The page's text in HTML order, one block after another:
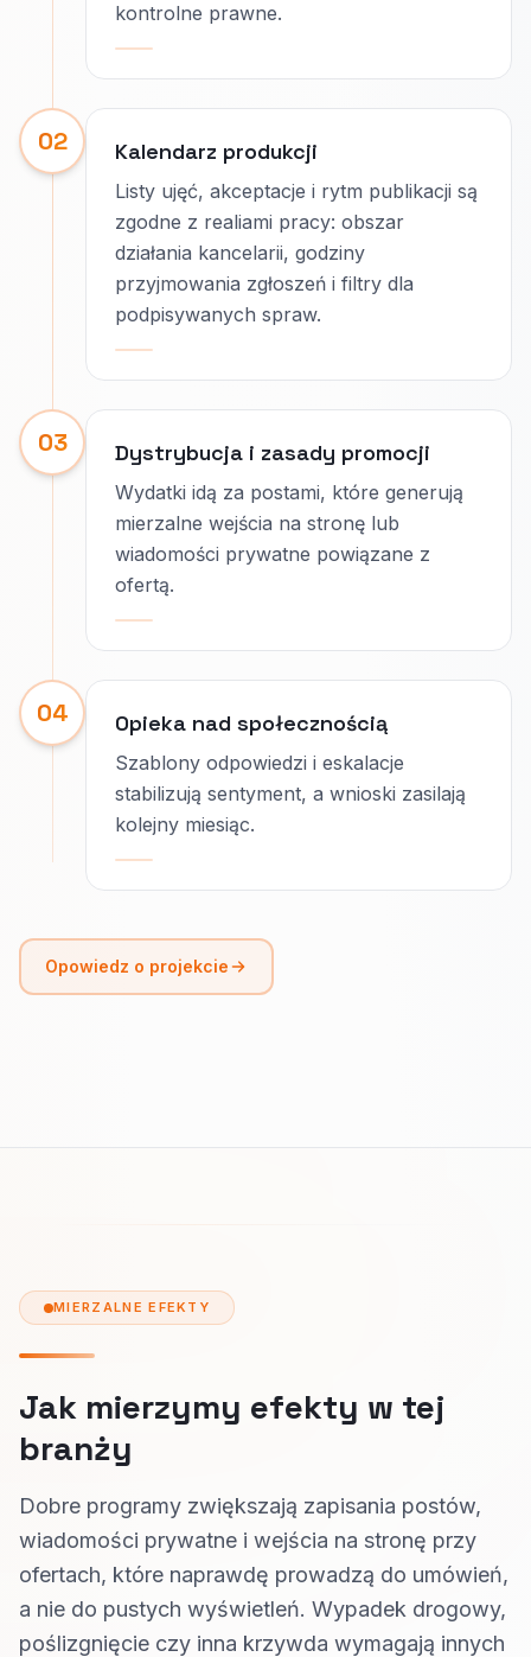
kontrolne prawne.
02 Kalendarz produkcji
Listy ujęć, akceptacje i rytm publikacji są
zgodne z realiami pracy: obszar
działania kancelarii, godziny
przyjmowania zgłoszeń i filtry dla
podpisywanych spraw.
03 Dystrybucja i zasady promocji
Wydatki idą za postami, które generują
mierzalne wejścia na stronę lub
wiadomości prywatne powiązane z
ofertą.
04 Opieka nad społecznością
Szablony odpowiedzi i eskalacje
stabilizują sentyment, a wnioski zasilają
kolejny miesiąc.
Opowiedz o projekcie
MIERZALNE EFEKTY
Jak mierzymy efekty w tej
branży
Dobre programy zwiększają zapisania postów,
wiadomości prywatne i wejścia na stronę przy
ofertach, które naprawdę prowadzą do umówień,
a nie do pustych wyświetleń. Wypadek drogowy,
poślizgnięcie czy inna krzywda wymagają innych